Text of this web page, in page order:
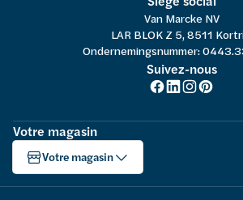
Van Marcke NV
LAR BLOK Z 5, 8511
Ondernemingsnummer:
Suivez-nous
Votre magasin
Votre magasin